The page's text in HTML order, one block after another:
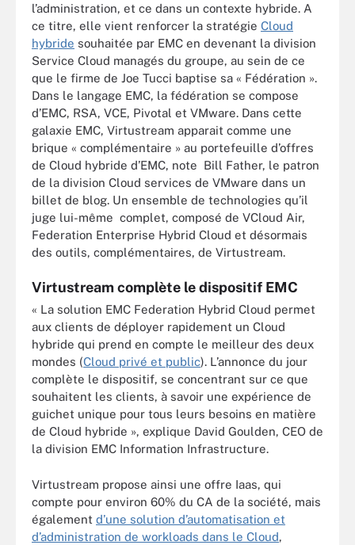
l’administration, et ce dans un contexte hybride. A
ce titre, elle vient renforcer la stratégie Cloud
hybride souhaitée par EMC en devenant la division
Service Cloud managés du groupe, au sein de ce
que le firme de Joe Tucci baptise sa « Fédération ».
Dans le langage EMC, la fédération se compose
d’EMC, RSA, VCE, Pivotal et VMware. Dans cette
galaxie EMC, Virtustream apparait comme une
brique « complémentaire » au portefeuille d’offres
de Cloud hybride d’EMC, note Bill Father, le patron
de la division Cloud services de VMware dans un
billet de blog. Un ensemble de technologies qu’il
juge lui-même complet, composé de VCloud Air,
Federation Enterprise Hybrid Cloud et désormais
des outils, complémentaires, de Virtustream.
Virtustream complète le dispositif EMC
« La solution EMC Federation Hybrid Cloud permet
aux clients de déployer rapidement un Cloud
hybride qui prend en compte le meilleur des deux
mondes (Cloud privé et public). L’annonce du jour
complète le dispositif, se concentrant sur ce que
souhaitent les clients, à savoir une expérience de
guichet unique pour tous leurs besoins en matière
de Cloud hybride », explique David Goulden, CEO de
la division EMC Information Infrastructure.
Virtustream propose ainsi une offre Iaas, qui
compte pour environ 60% du CA de la société, mais
également d’une solution d’automatisation et
d’administration de workloads dans le Cloud,